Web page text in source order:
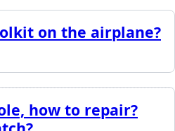
on the airplane?
how to repair?